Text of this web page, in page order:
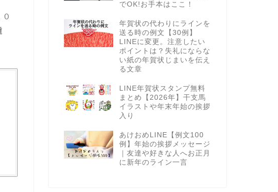
でOK!お手本はここ！
年賀状の代わりにラインを
送る時の例文【30例】
LINEに変更。注意したい
ポイントは？失礼にならな
い紙の年賀状じまいを伝え
る文章
LINE年賀状スタンプ無料
まとめ【2026年】干支馬
イラストや年末年始の挨拶
入り
あけおめLINE【例文100
例】年始の挨拶メッセージ
｜友達や好きな人へお正月
に新年のライン一言